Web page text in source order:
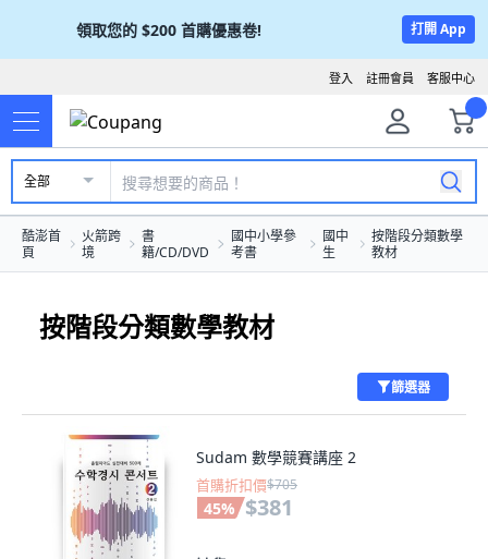
領取您的 $200 首購優惠卷! 打開 App
客服中心
註冊會員
登入
全部
酷澎首
頁
火箭跨
境
書
籍/CD/DVD
國中小學參
考書
國中
生
按階段分類數學
教材
按階段分類數學教材
篩選器
Sudam 數學競賽講座 2
首購折扣價$705
45% $381